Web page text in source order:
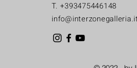
T. +393475446148